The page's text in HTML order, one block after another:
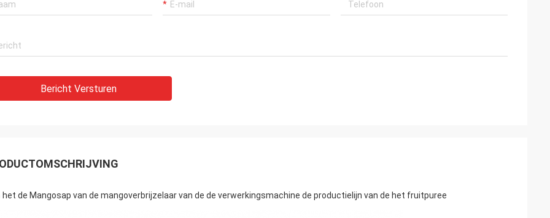
Bericht Versturen
het de Mangosap van de mangoverbrijzelaar van de de verwerkingsmachine de productielijn van de het fruitpuree